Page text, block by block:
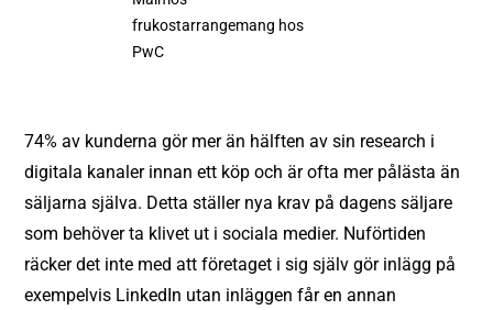
frukostarrangemang hos
PwC
74% av kunderna gör mer än hälften av sin research i
digitala kanaler innan ett köp och är ofta mer pålästa än
säljarna själva. Detta ställer nya krav på dagens säljare
som behöver ta klivet ut i sociala medier. Nuförtiden
räcker det inte med att företaget i sig själv gör inlägg på
exempelvis LinkedIn utan inläggen får en annan